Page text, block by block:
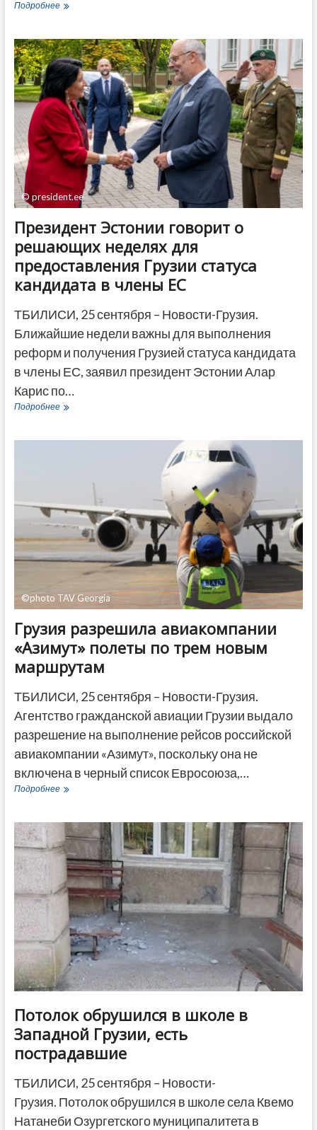
ПодробнееГрузия
в
Россию
автомобилей
из
Евросоюза
© president.ee
Президент Эстонии говорит о
решающих неделях для
предоставления Грузии статуса
кандидата в члены ЕС
ТБИЛИСИ, 25 сентября – Новости-Грузия.
Ближайшие недели важны для выполнения
реформ и получения Грузией статуса кандидата
в члены ЕС, заявил президент Эстонии Алар
Карис по…
ПодробнееПрезидент
Грузии
статуса
кандидата
члены
©photo TAV Georgia
Грузия разрешила авиакомпании
«Азимут» полеты по трем новым
маршрутам
ТБИЛИСИ, 25 сентября – Новости-Грузия.
Агентство гражданской авиации Грузии выдало
разрешение на выполнение рейсов российской
авиакомпании «Азимут», поскольку она не
включена в черный список Евросоюза,…
ПодробнееГрузия
«Азимут»
полеты
по
трем
новым
маршрутам
Потолок обрушился в школе в
Западной Грузии, есть
пострадавшие
ТБИЛИСИ, 25 сентября – Новости-
Грузия. Потолок обрушился в школе села Квемо
Натанеби Озургетского муниципалитета в